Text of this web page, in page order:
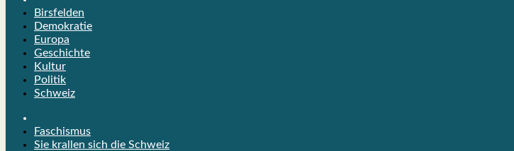
Birsfelden
Demokratie
Europa
Geschichte
Kultur
Politik
Schweiz
Faschismus
Sie krallen sich die Schweiz